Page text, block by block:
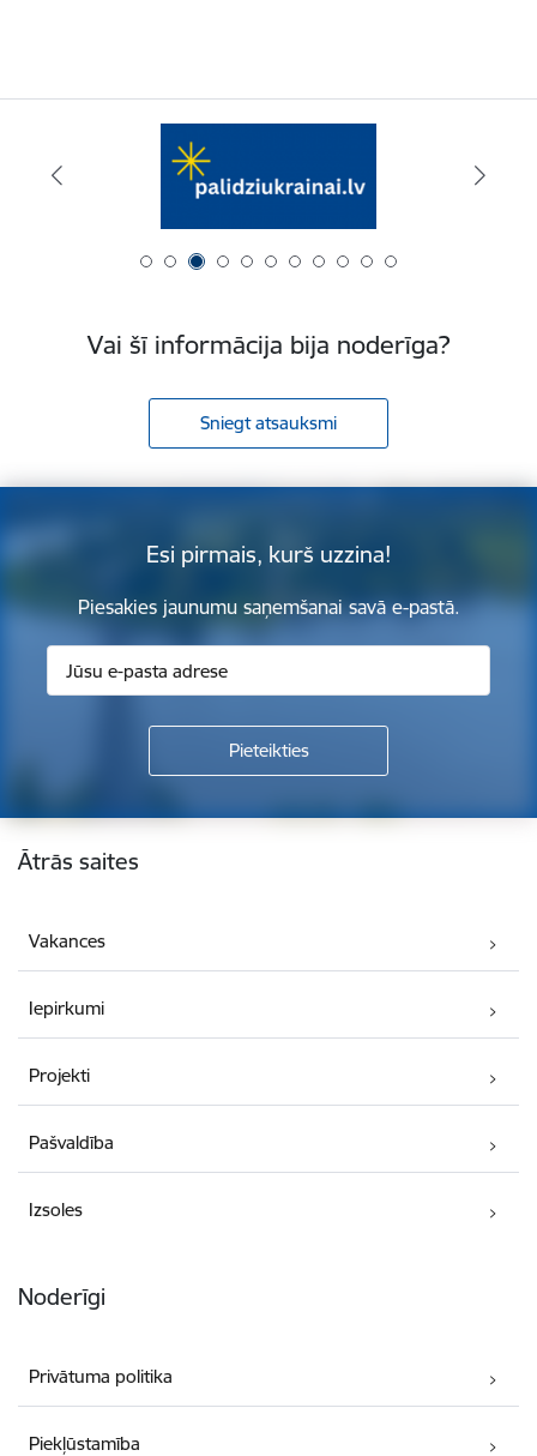
Vai šī informācija bija noderīga?
Sniegt atsauksmi
Esi pirmais, kurš uzzina!
Piesakies jaunumu saņemšanai savā e-pastā.
Kājene
Ātrās saites
Vakances
Iepirkumi
Projekti
Pašvaldība
Izsoles
Noderīgi
Privātuma politika
Piekļūstamība